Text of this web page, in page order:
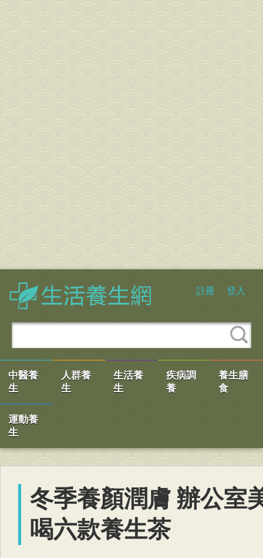
註冊 登入
中醫養
生
人群養
生
生活養
生
疾病調
養
養生膳
食
運動養
生
冬季養顏潤膚 辦公室
喝六款養生茶